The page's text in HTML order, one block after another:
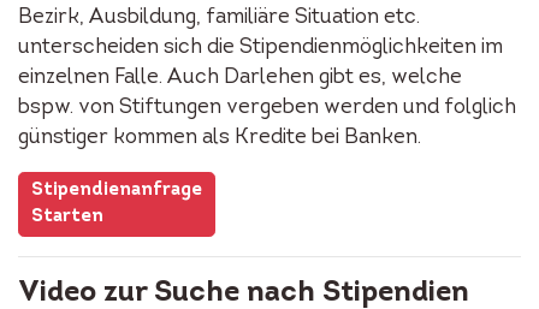
Bezirk, Ausbildung, familiäre Situation etc.
unterscheiden sich die Stipendienmöglichkeiten im
einzelnen Falle. Auch Darlehen gibt es, welche
bspw. von Stiftungen vergeben werden und folglich
günstiger kommen als Kredite bei Banken.
Stipendienanfrage
Starten
Video zur Suche nach Stipendien